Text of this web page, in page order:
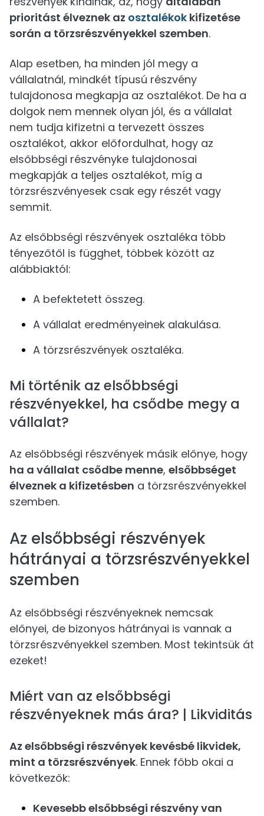
prioritást élveznek az osztalékok kifizetése
során a törzsrészvényekkel szemben.
Alap esetben, ha minden jól megy a
vállalatnál, mindkét típusú részvény
tulajdonosa megkapja az osztalékot. De ha a
dolgok nem mennek olyan jól, és a vállalat
nem tudja kifizetni a tervezett összes
osztalékot, akkor előfordulhat, hogy az
elsőbbségi részvényke tulajdonosai
megkapják a teljes osztalékot, míg a
törzsrészvényesek csak egy részét vagy
semmit.
Az elsőbbségi részvények osztaléka több
tényezőtől is függhet, többek között az
alábbiaktól:
A befektetett összeg.
A vállalat eredményeinek alakulása.
A törzsrészvények osztaléka.
Mi történik az elsőbbségi
részvényekkel, ha csődbe megy a
vállalat?
Az elsőbbségi részvények másik előnye, hogy
ha a vállalat csődbe menne, elsőbbséget
élveznek a kifizetésben a törzsrészvényekkel
szemben.
Az elsőbbségi részvények
hátrányai a törzsrészvényekkel
szemben
Az elsőbbségi részvényeknek nemcsak
előnyei, de bizonyos hátrányai is vannak a
törzsrészvényekkel szemben. Most tekintsük át
ezeket!
Miért van az elsőbbségi
részvényeknek más ára? | Likviditás
Az elsőbbségi részvények kevésbé likvidek,
mint a törzsrészvények. Ennek főbb okai a
következők:
Kevesebb elsőbbségi részvény van